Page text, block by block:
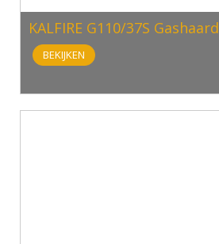
KALFIRE G110/37S Gashaard
BEKIJKEN